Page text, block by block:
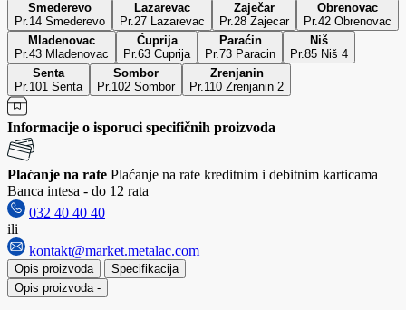
Smederevo
Pr.14 Smederevo
Lazarevac
Pr.27 Lazarevac
Zaječar
Pr.28 Zajecar
Obrenovac
Pr.42 Obrenovac
Mladenovac
Pr.43 Mladenovac
Ćuprija
Pr.63 Cuprija
Paraćin
Pr.73 Paracin
Niš
Pr.85 Niš 4
Senta
Pr.101 Senta
Sombor
Pr.102 Sombor
Zrenjanin
Pr.110 Zrenjanin 2
Informacije o isporuci specifičnih proizvoda
Plaćanje na rate Plaćanje na rate kreditnim i debitnim karticama
Banca intesa - do 12 rata
032 40 40 40
ili
kontakt@market.metalac.com
Opis proizvoda
Specifikacija
Opis proizvoda -